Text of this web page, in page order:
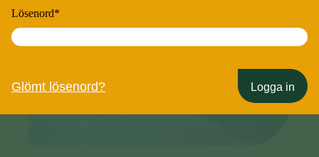
Lösenord*
Logga in
Glömt lösenord?